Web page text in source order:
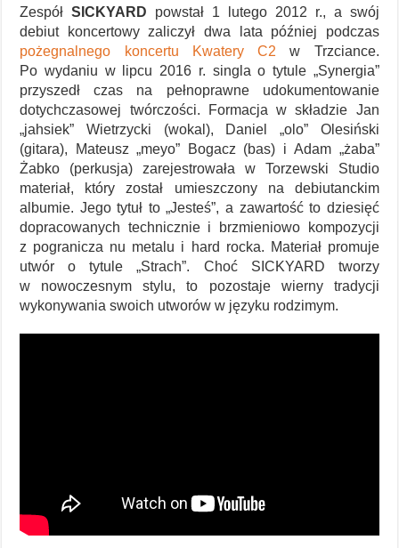
ZespółSICKYARD powstał 1 lutego 2012 r., a swój
debiut koncertowy zaliczył dwa lata później podczas
pożegnalnego koncertu Kwatery C2 w Trzciance.
Po wydaniu w lipcu 2016 r. singla o tytule „Synergia”
przyszedł czas na pełnoprawne udokumentowanie
dotychczasowej twórczości. Formacja w składzie Jan
„jahsiek” Wietrzycki (wokal), Daniel „olo” Olesiński
(gitara), Mateusz „meyo” Bogacz (bas) i Adam „żaba”
Żabko (perkusja) zarejestrowała w Torzewski Studio
materiał, który został umieszczony na debiutanckim
albumie. Jego tytuł to „Jesteś”, a zawartość to dziesięć
dopracowanych technicznie i brzmieniowo kompozycji
z pogranicza nu metalu i hard rocka. Materiał promuje
utwór o tytule „Strach”. Choć SICKYARD tworzy
w nowoczesnym stylu, to pozostaje wierny tradycji
wykonywania swoich utworów w języku rodzimym.